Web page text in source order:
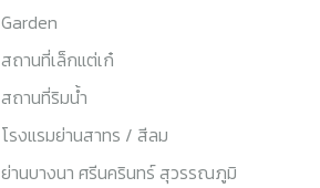
Garden
สถานที่เล็กแต่เก๋
สถานที่ริมน้ำ
โรงแรมย่านสาทร / สีลม
ย่านบางนา ศรีนครินทร์ สุวรรณภูมิ